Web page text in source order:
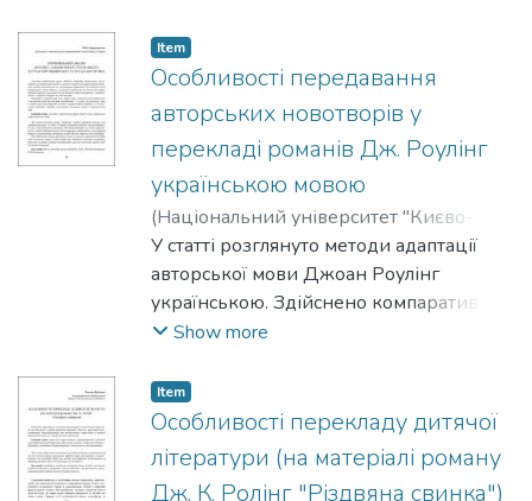
Морті". Описано приклади
контекстуального перекладу,
родовидової заміни, функціонального
аналогу, а також розкрито причину,
чому перекладачі використали
стратегію очуження під час перекладу.
Item
Особливості передавання
авторських новотворів у
перекладі романів Дж. Роулінг
українською мовою
(Національний університет "Києво-
Могилянська академія",2025)Балабаш,
Анастасія
У статті розглянуто методи адаптації
авторської мови Джоан Роулінг
українською. Здійснено компаративний
аналіз текстів оригіналу та перекладу.
Show more
Item
Особливості перекладу дитячої
літератури (на матеріалі роману
Дж. К. Ролінг "Різдвяна свинка")